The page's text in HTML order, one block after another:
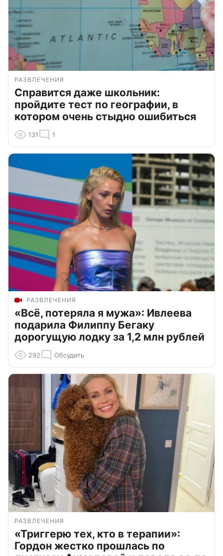
РАЗВЛЕЧЕНИЯ
Справится даже школьник:
пройдите тест по географии, в
котором очень стыдно ошибиться
131 1
РАЗВЛЕЧЕНИЯ
«Всё, потеряла я мужа»: Ивлеева
подарила Филиппу Бегаку
дорогущую лодку за 1,2 млн рублей
292 Обсудить
РАЗВЛЕЧЕНИЯ
«Триггерю тех, кто в терапии»:
Гордон жестко прошлась по